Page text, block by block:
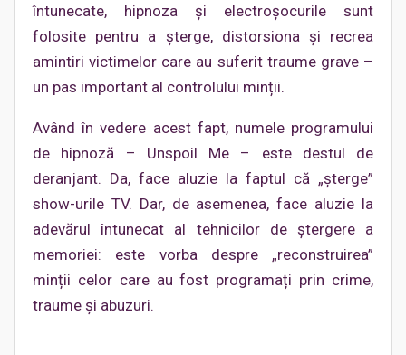
întunecate, hipnoza și electroșocurile sunt
folosite pentru a șterge, distorsiona și recrea
amintiri victimelor care au suferit traume grave –
un pas important al controlului minții.
Având în vedere acest fapt, numele programului
de hipnoză – Unspoil Me – este destul de
deranjant. Da, face aluzie la faptul că „șterge”
show-urile TV. Dar, de asemenea, face aluzie la
adevărul întunecat al tehnicilor de ștergere a
memoriei: este vorba despre „reconstruirea”
minții celor care au fost programați prin crime,
traume și abuzuri.